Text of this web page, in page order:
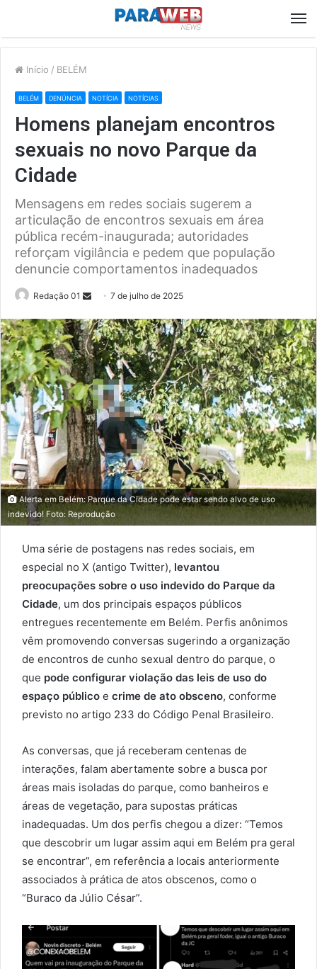
Início / BELÉM
BELÉM DENÚNCIA NOTÍCIA NOTÍCIAS
Homens planejam encontros
sexuais no novo Parque da
Cidade
Mensagens em redes sociais sugerem a
articulação de encontros sexuais em área
pública recém-inaugurada; autoridades
reforçam vigilância e pedem que população
denuncie comportamentos inadequados
Redação 01
Send
email
7 de julho de 2025
Alerta em Belém: Parque da Cidade pode estar sendo alvo de uso
indevido! Foto: Reprodução
Uma série de postagens nas redes sociais, em
especial no X (antigo Twitter), levantou
preocupações sobre o uso indevido do Parque da
Cidade, um dos principais espaços públicos
entregues recentemente em Belém. Perfis anônimos
vêm promovendo conversas sugerindo a organização
de encontros de cunho sexual dentro do parque, o
que pode configurar violação das leis de uso do
espaço público e crime de ato obsceno, conforme
previsto no artigo 233 do Código Penal Brasileiro.
As conversas, que já receberam centenas de
interações, falam abertamente sobre a busca por
áreas mais isoladas do parque, como banheiros e
áreas de vegetação, para supostas práticas
inadequadas. Um dos perfis chegou a dizer: “Temos
que descobrir um lugar assim aqui em Belém pra geral
se encontrar”, em referência a locais anteriormente
associados à prática de atos obscenos, como o
“Buraco da Júlio César”.